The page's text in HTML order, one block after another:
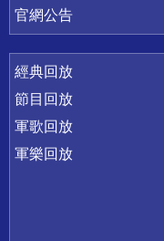
官網公告
經典回放
節目回放
軍歌回放
軍樂回放